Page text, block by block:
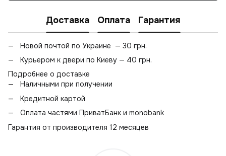
Доставка Оплата Гарантия
Новой почтой по Украине — 30 грн.
Курьером к двери по Киеву — 40 грн.
Подробнее о доставке
Наличными при получении
Кредитной картой
Оплата частями ПриватБанк и monobank
Гарантия от производителя 12 месяцев